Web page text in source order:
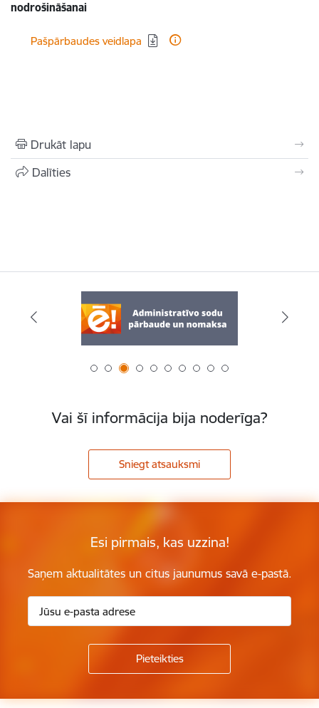
nodrošināšanai
Lejupielādēt:
Pašpārbaudes veidlapa
Drukāt lapu
Dalīties
Vai šī informācija bija noderīga?
Sniegt atsauksmi
Esi pirmais, kas uzzina!
Saņem aktualitātes un citus jaunumus savā e-pastā.